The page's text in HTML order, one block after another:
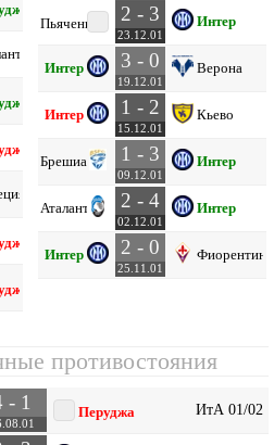
Пьяченца 2 - 3
23.12.01
Интер
Интер 3 - 0
19.12.01
Верона
Интер 1 - 2
15.12.01
Кьево
Брешиа 1 - 3
09.12.01
Интер
Аталанта 2 - 4
02.12.01
Интер
Интер 2 - 0
25.11.01
Фиорентина
противостояния
- 1 Перуджа ИтА 01/02